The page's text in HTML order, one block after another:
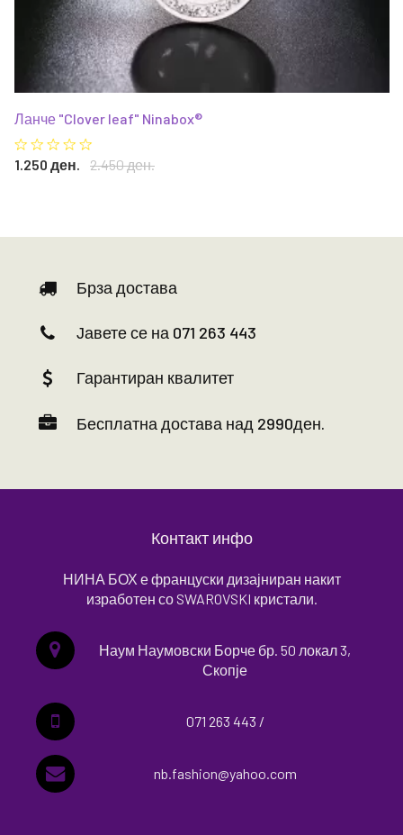
Ланче "Clover leaf" Ninabox®
1.250 ден. 2.450 ден.
Брза достава
Јавете се на 071 263 443
Гарантиран квалитет
Бесплатна достава над 2990ден.
Контакт инфо
НИНА БОХ е француски дизајниран накит
изработен со SWAROVSKI кристали.
Наум Наумовски Борче бр. 50 локал 3,
Скопје
071 263 443 /
nb.fashion@yahoo.com